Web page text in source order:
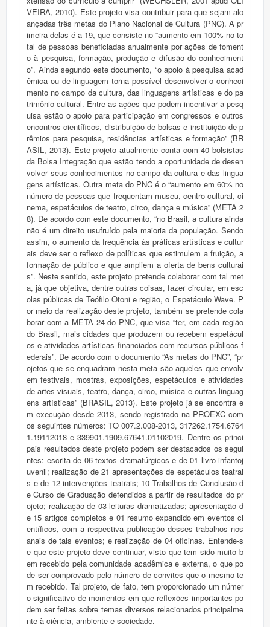
VEIRA, 2010). Este projeto visa contribuir para que sejam alc
ançadas três metas do Plano Nacional de Cultura (PNC). A pr
imeira delas é a 19, que consiste no “aumento em 100% no to
tal de pessoas beneficiadas anualmente por ações de foment
o à pesquisa, formação, produção e difusão do conheciment
o”. Ainda segundo este documento, “o apoio à pesquisa acad
êmica ou de linguagem torna possível desenvolver o conheci
mento no campo da cultura, das linguagens artísticas e do pa
trimônio cultural. Entre as ações que podem incentivar a pesq
uisa estão o apoio para participação em congressos e outros
encontros científicos, distribuição de bolsas e instituição de p
rêmios para pesquisa, residências artísticas e formação” (BR
ASIL, 2013). Este projeto atualmente conta com 40 bolsistas
da Bolsa Integração que estão tendo a oportunidade de desen
volver seus conhecimentos no campo da cultura e das lingua
gens artísticas. Outra meta do PNC é o “aumento em 60% no
número de pessoas que frequentam museu, centro cultural, ci
nema, espetáculos de teatro, circo, dança e música” (META 2
8). De acordo com este documento, “no Brasil, a cultura ainda
não é um direito usufruído pela maioria da população. Sendo
assim, o aumento da frequência às práticas artísticas e cultur
ais deve ser o reflexo de políticas que estimulem a fruição, a
formação de público e que ampliem a oferta de bens culturai
s”. Neste sentido, este projeto pretende colaborar com tal met
a, já que objetiva, dentre outras coisas, fazer circular, em esc
olas públicas de Teófilo Otoni e região, o Espetáculo Wave. P
or meio da realização deste projeto, também se pretende cola
borar com a META 24 do PNC, que visa “ter, em cada região
do Brasil, mais cidades que produzem ou recebem espetácul
os e atividades artísticas financiados com recursos públicos f
ederais”. De acordo com o documento “As metas do PNC”, “pr
ojetos que se enquadram nesta meta são aqueles que envolv
em festivais, mostras, exposições, espetáculos e atividades
de artes visuais, teatro, dança, circo, música e outras linguag
ens artísticas” (BRASIL, 2013). Este projeto já se encontra e
m execução desde 2013, sendo registrado na PROEXC com
os seguintes números: TO 007.2.008-2013, 317262.1754.6764
1.19112018 e 339901.1909.67641.01102019. Dentre os princi
pais resultados deste projeto podem ser destacados os segui
ntes: escrita de 06 textos dramatúrgicos e de 01 livro infantoj
uvenil; realização de 21 apresentações de espetáculos teatrai
s e de 12 intervenções teatrais; 10 Trabalhos de Conclusão d
e Curso de Graduação defendidos a partir de resultados do pr
ojeto; realização de 03 leituras dramatizadas; apresentação d
e 15 artigos completos e 01 resumo expandido em eventos ci
entíficos, com a respectiva publicação desses trabalhos nos
anais de tais eventos; e realização de 04 oficinas. Entende-s
e que este projeto deve continuar, visto que tem sido muito b
em recebido pela comunidade acadêmica e externa, o que po
de ser comprovado pelo número de convites que o mesmo te
m recebido. Tal projeto, de fato, tem proporcionado um númer
o significativo de momentos em que reflexões importantes po
dem ser feitas sobre temas diversos relacionados principalme
nte à ciência, ambiente e sociedade.